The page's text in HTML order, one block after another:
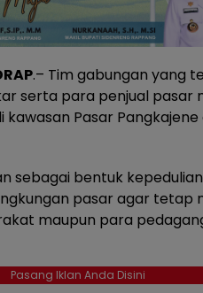
.– Tim gabungan yang
serta para penjual pasar
Pasar
sebagai bentuk
pasar agar tetap
maupun para
Pasang Iklan Anda Disini